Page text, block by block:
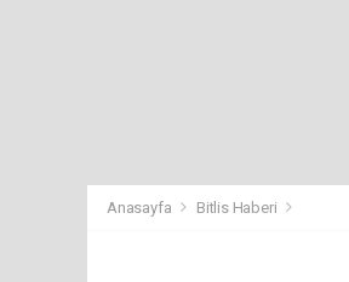
Anasayfa Bitlis Haberi